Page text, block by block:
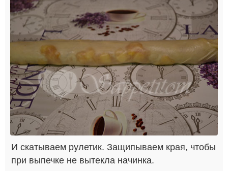
И скатываем рулетик. Защипываем края, чтобы
при выпечке не вытекла начинка.